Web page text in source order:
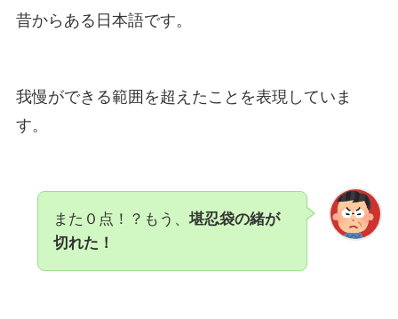
昔からある日本語です。
我慢ができる範囲を超えたことを表現していま
す。
また０点！？もう、 堪忍袋の緒が
切れた！